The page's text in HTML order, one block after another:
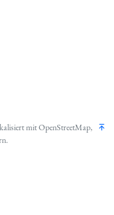
mitOpenStreetMap,
.